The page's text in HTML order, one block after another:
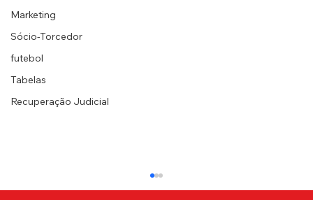
Marketing
Sócio-Torcedor
futebol
Tabelas
Recuperação Judicial